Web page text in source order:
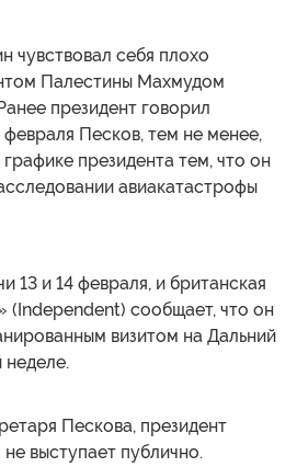
чувствовал себя плохо
Палестины Махмудом
президент говорил
февраля Песков, тем не менее,
президента тем, что он
авиакатастрофы
13 и 14 февраля, и британская
(Independent) сообщает, что он
визитом на Дальний
Пескова, президент
выступает публично.